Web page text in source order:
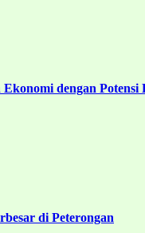
dengan Potensi
di Peterongan